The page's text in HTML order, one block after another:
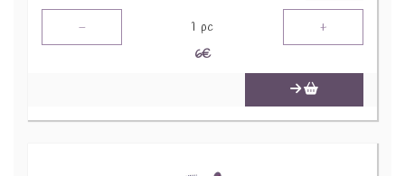
- 1 pc +
6€